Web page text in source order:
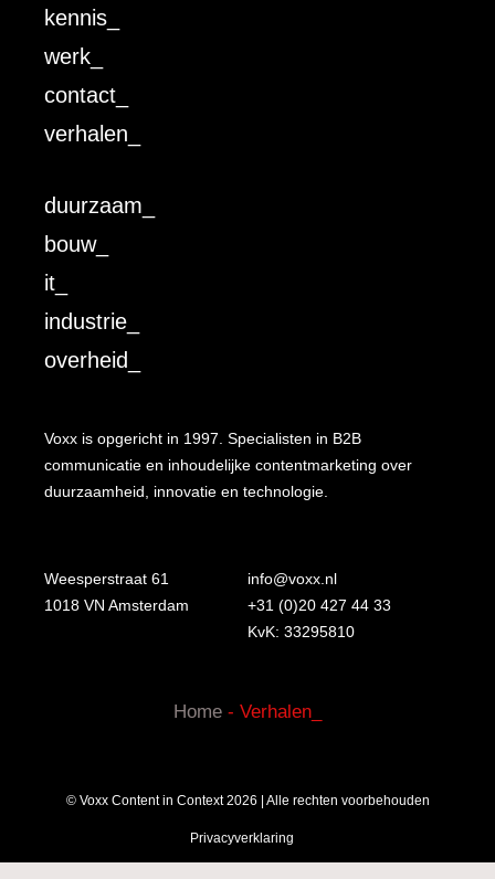
kennis_
werk_
contact_
verhalen_
duurzaam_
bouw_
it_
industrie_
overheid_
Voxx is opgericht in 1997. Specialisten in B2B
communicatie en inhoudelijke contentmarketing over
duurzaamheid, innovatie en technologie.
Weesperstraat 61
1018 VN Amsterdam
info@voxx.nl
+31 (0)20 427 44 33
KvK: 33295810
Home - Verhalen_
© Voxx Content in Context 2026 | Alle rechten voorbehouden
Privacyverklaring